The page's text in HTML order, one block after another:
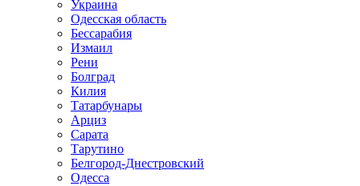
Украина
Одесская область
Бессарабия
Измаил
Рени
Болград
Килия
Татарбунары
Арциз
Сарата
Тарутино
Белгород-Днестровский
Одесса